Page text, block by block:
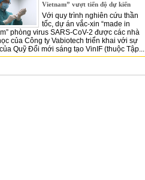
Vietnam” vượt tiến độ dự kiến
Với quy trình nghiên cứu thần
tốc, dự án vắc-xin “made in
phòng virus SARS-CoV-2 được các nhà
của Công ty Vabiotech triển khai với sự
Quỹ Đổi mới sáng tạo VinIF (thuộc Tập...